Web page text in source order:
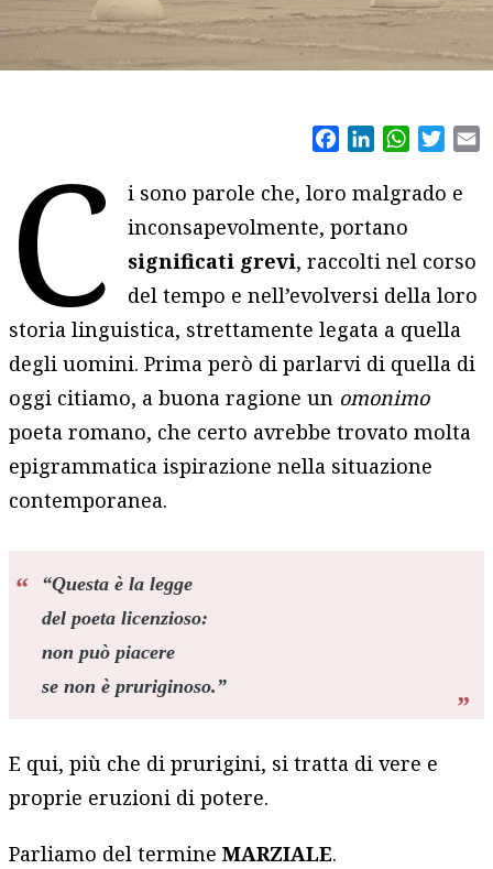
FacebookLinkedIn
C
i sono parole che, loro malgrado e
inconsapevolmente, portano
significati grevi, raccolti nel corso
del tempo e nell’evolversi della loro
storia linguistica, strettamente legata a quella
degli uomini. Prima però di parlarvi di quella di
oggi citiamo, a buona ragione un omonimo
poeta romano, che certo avrebbe trovato molta
epigrammatica ispirazione nella situazione
contemporanea.
“Questa è la legge
del poeta licenzioso:
non può piacere
se non è pruriginoso.”
E qui, più che di prurigini, si tratta di vere e
proprie eruzioni di potere.
Parliamo del termineMARZIALE.